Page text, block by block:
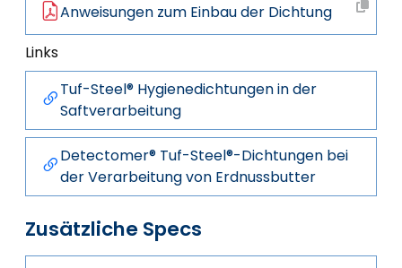
Anweisungen zum Einbau der Dichtung
Links
Tuf-Steel® Hygienedichtungen in der
Saftverarbeitung
Detectomer® Tuf-Steel®-Dichtungen bei
der Verarbeitung von Erdnussbutter
Zusätzliche Specs